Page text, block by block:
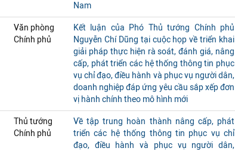
Nam
Văn phòng
Chính phủ
Kết luận của Phó Thủ tướng Chính phủ
Nguyễn Chí Dũng tại cuộc họp về triển khai
giải pháp thực hiện rà soát, đánh giá, nâng
cấp, phát triển các hệ thống thông tin phục
vụ chỉ đạo, điều hành và phục vụ người dân,
doanh nghiệp đáp ứng yêu cầu sắp xếp đơn
vị hành chính theo mô hình mới
Thủ tướng
Chính phủ
Về tập trung hoàn thành nâng cấp, phát
triển các hệ thống thông tin phục vụ chỉ
đạo, điều hành và phục vụ người dân,